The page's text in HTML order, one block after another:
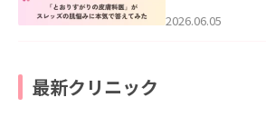
2026.06.05
最新クリニック